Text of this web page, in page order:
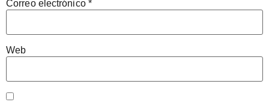
Correo electrónico *
Web